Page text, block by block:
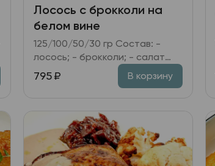
Лосось с брокколи на
белом вине
125/100/50/30 гр Состав: -
лосось; - брокколи; - салат
томатный (помидоры; лук
красный; микс салата и
заправка); - соус на белом
795₽ В корзину